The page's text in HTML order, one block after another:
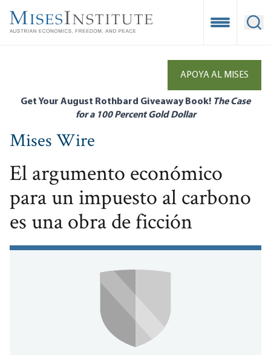
main
Open
APOYA AL MISES
Get Your August Rothbard Giveaway Book! The Case
for a 100 Percent Gold Dollar
Mises Wire
El argumento económico
para un impuesto al carbono
es una obra de ficción